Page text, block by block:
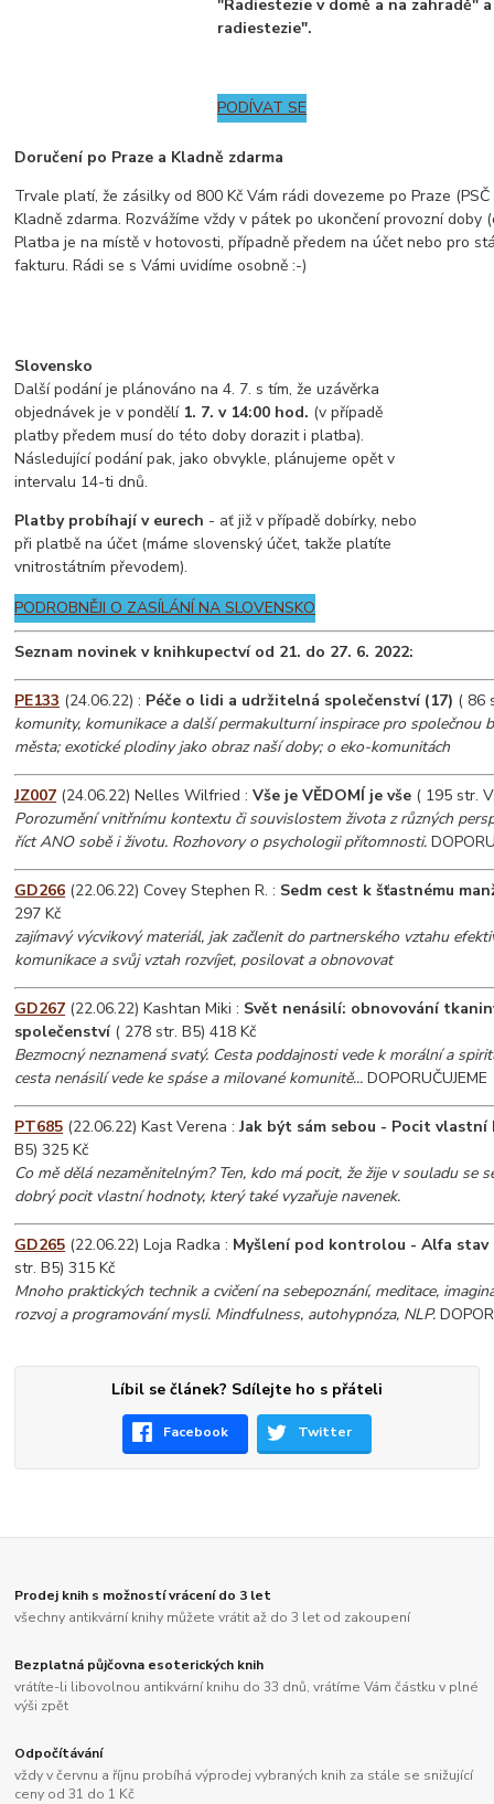
"Radiestezie v domě a na zahradě"
radiestezie".
PODÍVAT SE
Doručení po Praze a Kladně zdarma
Trvale platí, že zásilky od 800 Kč Vám rádi dovezeme po Praze
Kladně zdarma. Rozvážíme vždy v pátek po ukončení provozní doby
Platba je na místě v hotovosti, případně předem na účet nebo pro
fakturu. Rádi se s Vámi uvidíme osobně :-)
Slovensko
Další podání je plánováno na 4. 7. s tím, že uzávěrka
objednávek je v pondělí 1. 7. v 14:00 hod. (v případě
platby předem musí do této doby dorazit i platba).
Následující podání pak, jako obvykle, plánujeme opět v
intervalu 14-ti dnů.
Platby probíhají v eurech - ať již v případě dobírky, nebo
při platbě na účet (máme slovenský účet, takže platíte
vnitrostátním převodem).
PODROBNĚJI O ZASÍLÁNÍ NA SLOVENSKO
Seznam novinek v knihkupectví od 21. do 27. 6. 2022:
PE133 (24.06.22) : Péče o lidi a udržitelná společenství (17) ( 86
komunity, komunikace a další permakulturní inspirace pro společnou
města; exotické plodiny jako obraz naší doby; o eko-komunitách
JZ007 (24.06.22) Nelles Wilfried :Vše je VĚDOMÍ je vše ( 195 str.
Porozumění vnitřnímu kontextu či souvislostem života z různých
říct ANO sobě i životu. Rozhovory o psychologii přítomnosti.
GD266 (22.06.22) Covey Stephen R. : Sedm cest k šťastnému
297 Kč
zajímavý výcvikový materiál, jak začlenit do partnerského vztahu
komunikace a svůj vztah rozvíjet, posilovat a obnovovat
GD267 (22.06.22) Kashtan Miki : Svět nenásilí: obnovování
společenství( 278 str. B5) 418 Kč
Bezmocný neznamená svatý. Cesta poddajnosti vede k morální a
cesta nenásilí vede ke spáse a milované komunitě...DOPORUČUJEME
PT685 (22.06.22) Kast Verena :Jak být sám sebou - Pocit
B5) 325 Kč
Co mě dělá nezaměnitelným? Ten, kdo má pocit, že žije v souladu se
dobrý pocit vlastní hodnoty, který také vyzařuje navenek.
GD265 (22.06.22) Loja Radka : Myšlení pod kontrolou - Alfa stav
str. B5) 315 Kč
Mnoho praktických technik a cvičení na sebepoznání, meditace,
rozvoj a programování mysli. Mindfulness, autohypnóza, NLP.
Líbil se článek? Sdílejte ho s přáteli
Facebook Twitter
Prodej knih s možností vrácení do 3 let
všechny antikvární knihy můžete vrátit až do 3 let od zakoupení
Bezplatná půjčovna esoterických knih
vrátíte-li libovolnou antikvární knihu do 33 dnů, vrátíme Vám částku v plné
výši zpět
Odpočítávání
vždy v červnu a říjnu probíhá výprodej vybraných knih za stále se snižující
ceny od 31 do 1 Kč